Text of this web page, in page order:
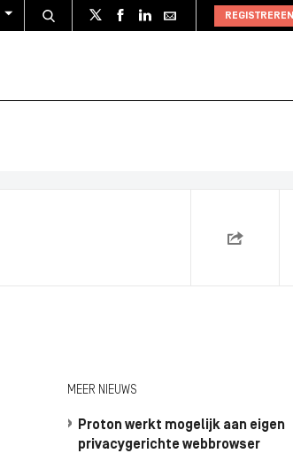
REGISTREREN
MEER NIEUWS
Proton werkt mogelijk aan eigen
privacygerichte webbrowser